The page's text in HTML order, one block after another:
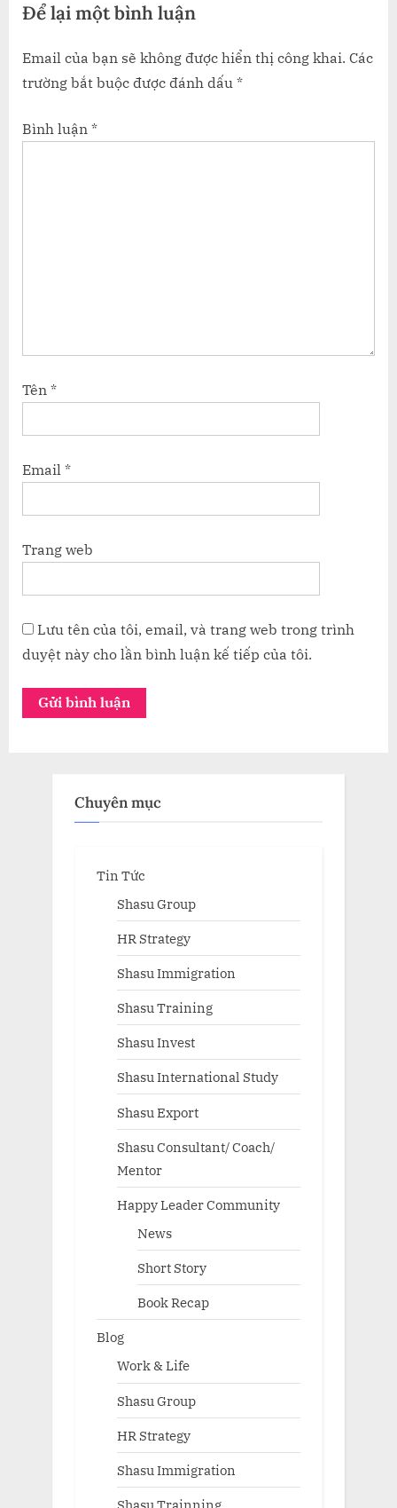
s
:
Để lại một bình luận
Email của bạn sẽ không được hiển thị công khai. Các
trường bắt buộc được đánh dấu *
Bình luận *
Tên *
Email *
Trang web
Lưu tên của tôi, email, và trang web trong trình
duyệt này cho lần bình luận kế tiếp của tôi.
Chuyên mục
Tin Tức
Shasu Group
HR Strategy
Shasu Immigration
Shasu Training
Shasu Invest
Shasu International Study
Shasu Export
Shasu Consultant/ Coach/
Mentor
Happy Leader Community
News
Short Story
Book Recap
Blog
Work & Life
Shasu Group
HR Strategy
Shasu Immigration